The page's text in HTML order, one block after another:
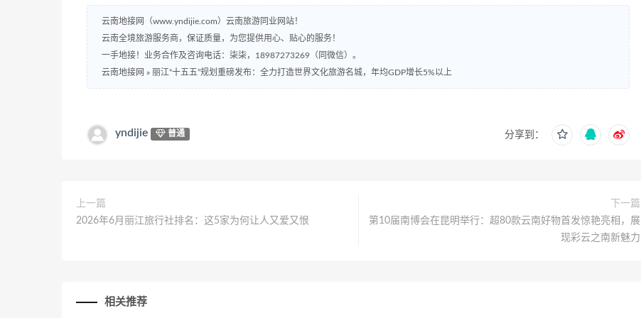
云南地接网（www.yndijie.com）云南旅游同业网站！
云南全境旅游服务商，保证质量，为您提供用心、贴心的服务！
一手地接！业务合作及咨询电话：柒柒，18987273269（同微信）。
云南地接网 » 丽江“十五五”规划重磅发布：全力打造世界文化旅游名城，年均GDP增长5%以上
yndijie 普通 分享到：
上一篇
2026年6月丽江旅行社排名：这5家为何让人又爱又恨
下一篇
第10届南博会在昆明举行：超80款云南好物首发惊艳亮相，展
现彩云之南新魅力
相关推荐